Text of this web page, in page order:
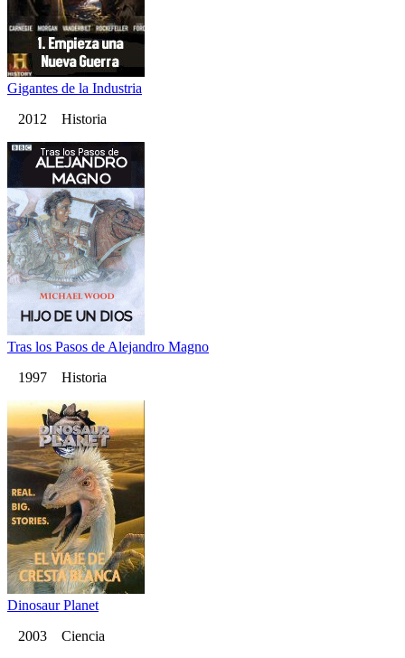
Gigantes de la Industria
2012 Historia
Tras los Pasos de Alejandro Magno
1997 Historia
Dinosaur Planet
2003 Ciencia